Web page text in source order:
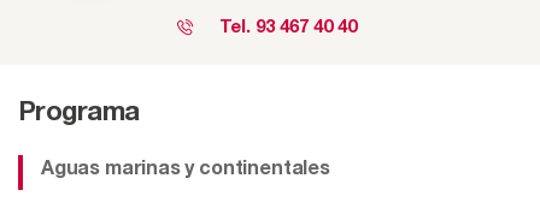
Tel. 93 467 40 40
Programa
Aguas marinas y continentales